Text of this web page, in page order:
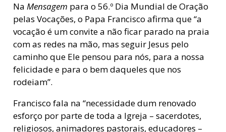
Na Mensagem para o 56.º Dia Mundial de Oração
pelas Vocações, o Papa Francisco afirma que “a
vocação é um convite a não ficar parado na praia
com as redes na mão, mas seguir Jesus pelo
caminho que Ele pensou para nós, para a nossa
felicidade e para o bem daqueles que nos
rodeiam”.
Francisco fala na “necessidade dum renovado
esforço por parte de toda a Igreja – sacerdotes,
religiosos, animadores pastorais, educadores –